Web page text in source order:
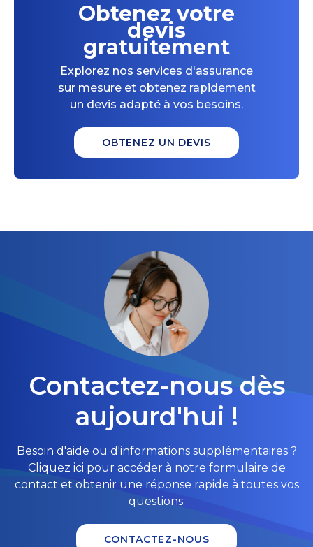
Obtenez votre
devis
gratuitement
Explorez nos services d'assurance
sur mesure et obtenez rapidement
un devis adapté à vos besoins.
OBTENEZ UN DEVIS
Contactez-nous dès
aujourd'hui !
Besoin d'aide ou d'informations supplémentaires ?
Cliquez ici pour accéder à notre formulaire de
contact et obtenir une réponse rapide à toutes vos
questions.
CONTACTEZ-NOUS